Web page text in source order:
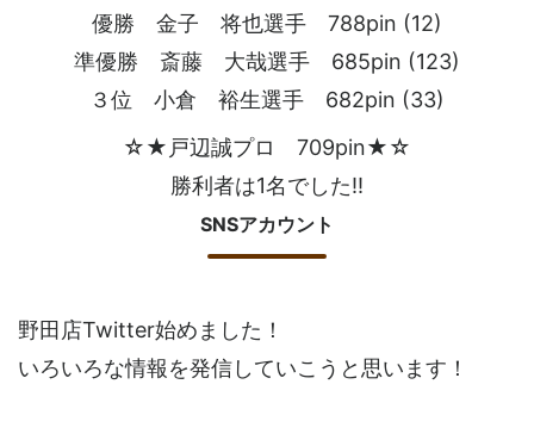
優勝 金子 将也選手 788pin (12)
準優勝 斎藤 大哉選手 685pin (123)
３位 小倉 裕生選手 682pin (33)
☆★戸辺誠プロ 709pin★☆
勝利者は1名でした!!
SNSアカウント
野田店Twitter始めました！
いろいろな情報を発信していこうと思います！